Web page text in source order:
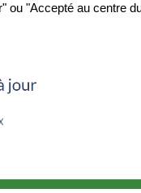
ou "Accepté au centre